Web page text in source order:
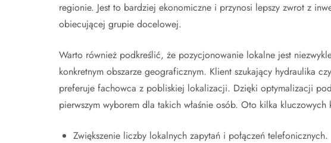
regionie. Jest to bardziej ekonomiczne i przynosi lepszy zwrot z
obiecującej grupie docelowej.
Warto również podkreślić, że pozycjonowanie lokalne jest
konkretnym obszarze geograficznym. Klient szukający hydraulika
preferuje fachowca z pobliskiej lokalizacji. Dzięki optymalizacji
pierwszym wyborem dla takich właśnie osób. Oto kilka kluczowych
Zwiększenie liczby lokalnych zapytań i połączeń telefonicznych.